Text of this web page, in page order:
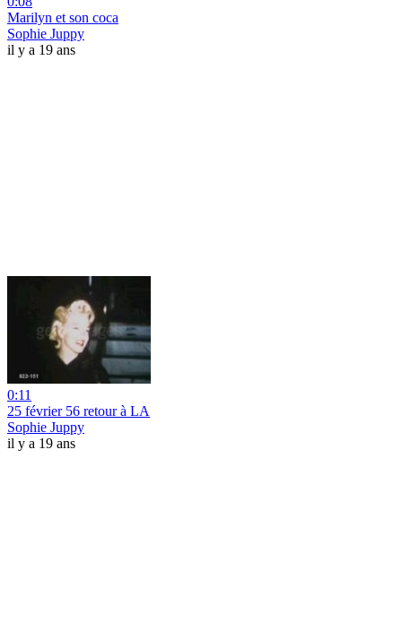
Marilyn et son coca
Sophie Juppy
il y a 19 ans
0:11
25 février 56 retour à LA
Sophie Juppy
il y a 19 ans